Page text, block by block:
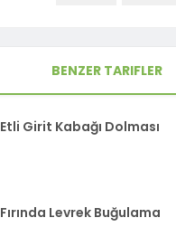
BENZER TARIFLER
Etli Girit Kabağı Dolması
Fırında Levrek Buğulama